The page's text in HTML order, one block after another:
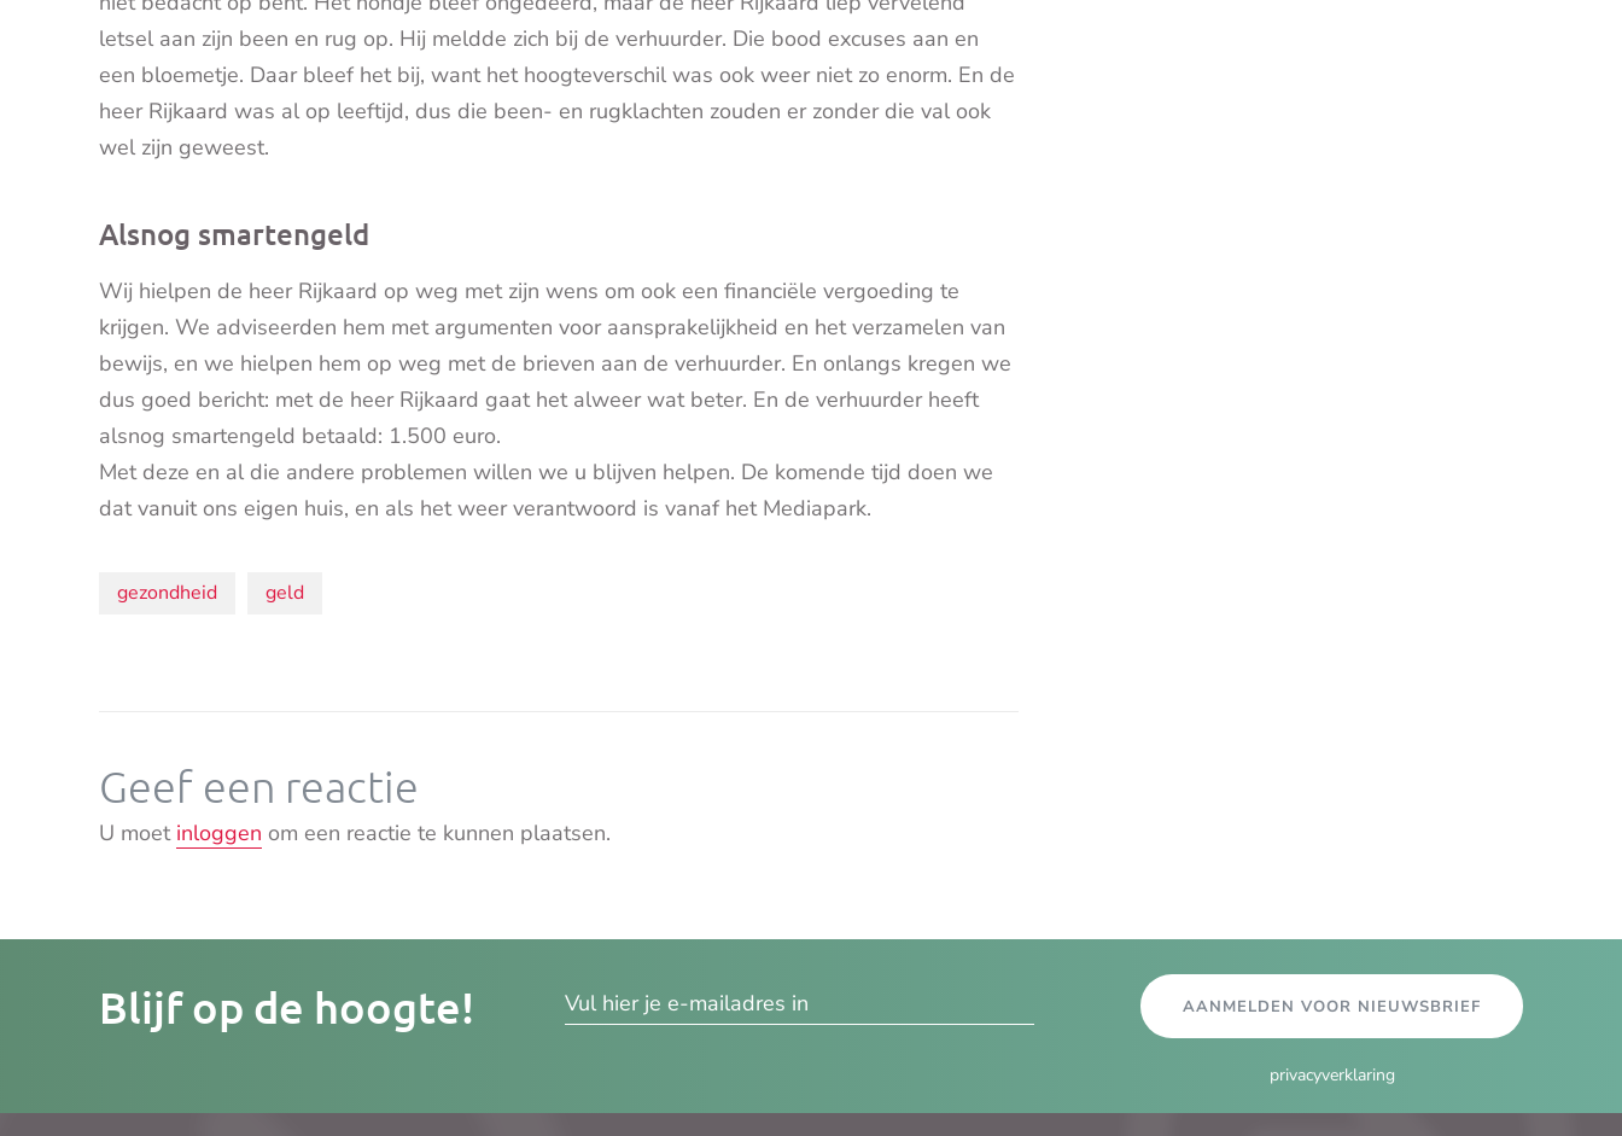
letsel aan zijn been en rug op. Hij meldde zich bij de verhuurder. Die bood excuses aan en
een bloemetje. Daar bleef het bij, want het hoogteverschil was ook weer niet zo enorm. En de
heer Rijkaard was al op leeftijd, dus die been- en rugklachten zouden er zonder die val ook
wel zijn geweest.
Alsnog smartengeld
Wij hielpen de heer Rijkaard op weg met zijn wens om ook een financiële vergoeding te
krijgen. We adviseerden hem met argumenten voor aansprakelijkheid en het verzamelen van
bewijs, en we hielpen hem op weg met de brieven aan de verhuurder. En onlangs kregen we
dus goed bericht: met de heer Rijkaard gaat het alweer wat beter. En de verhuurder heeft
alsnog smartengeld betaald: 1.500 euro.
Met deze en al die andere problemen willen we u blijven helpen. De komende tijd doen we
dat vanuit ons eigen huis, en als het weer verantwoord is vanaf het Mediapark.
Onderwerpen:
gezondheid geld
Geef een reactie
U moet inloggen om een reactie te kunnen plaatsen.
Blijf op de hoogte! AANMELDEN VOOR NIEUWSBRIEF
privacyverklaring